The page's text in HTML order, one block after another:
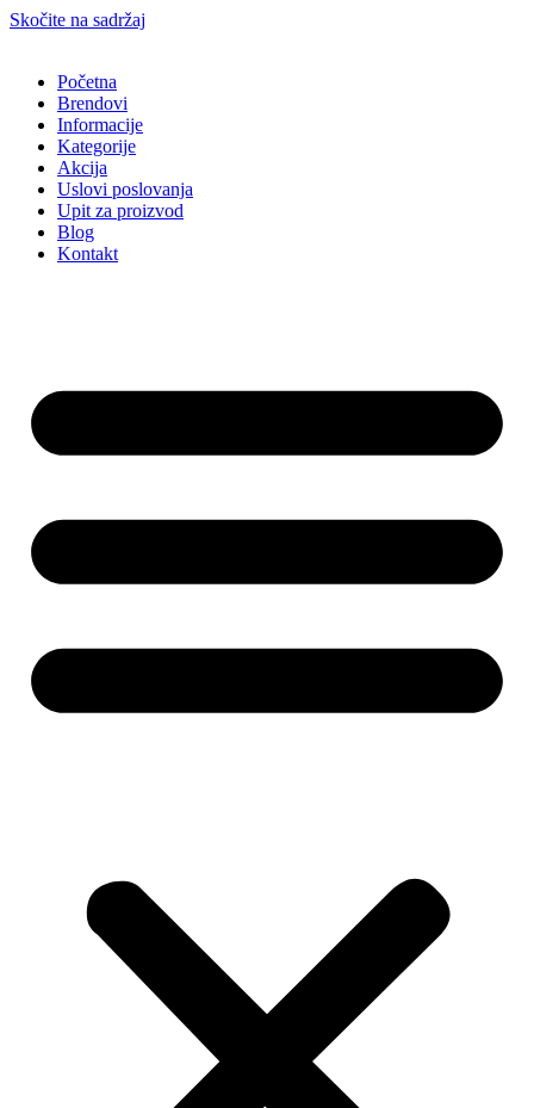
Skočite na sadržaj
Početna
Brendovi
Informacije
Kategorije
Akcija
Uslovi poslovanja
Upit za proizvod
Blog
Kontakt